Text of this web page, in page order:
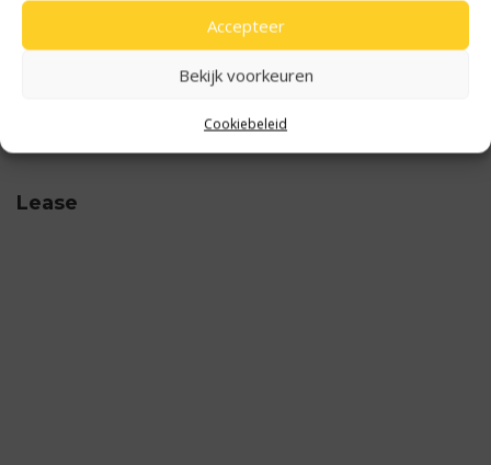
Accepteer
Bekijk voorkeuren
Cookiebeleid
stuur verwarmd
Uitparkeer waarschuwing
Lease